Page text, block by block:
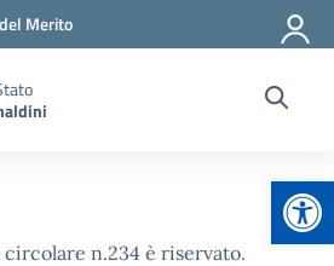
Merito
n.234 è riservato.